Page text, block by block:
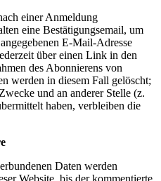
einer Anmeldung
eine Bestätigungsemail, um
E-Mail-Adresse
über einen Link in den
des Abonnierens von
werden in diesem Fall gelöscht;
und an anderer Stelle (z.
haben, verbleiben die
Daten werden
Website, bis der kommentierte